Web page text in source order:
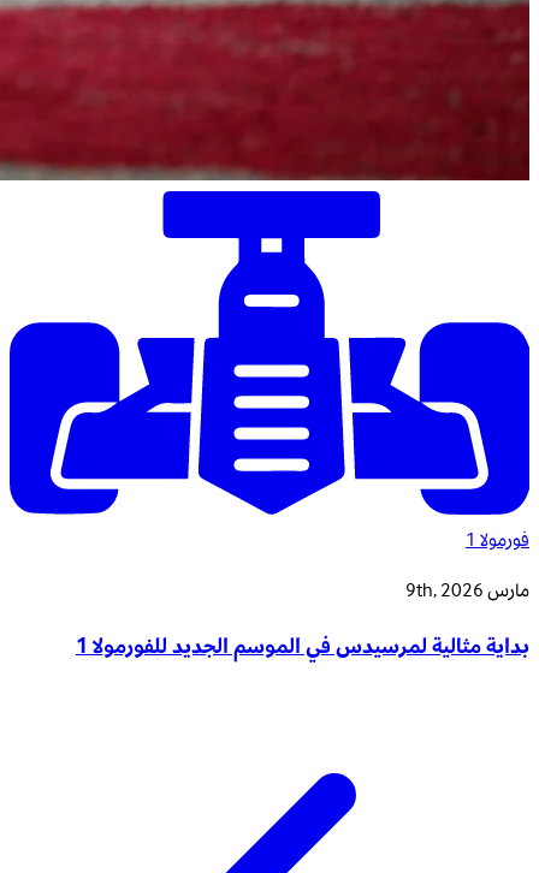
فورمولا 1
مارس 9th, 2026
بداية مثالية لمرسيدس في الموسم الجديد للفورمولا 1